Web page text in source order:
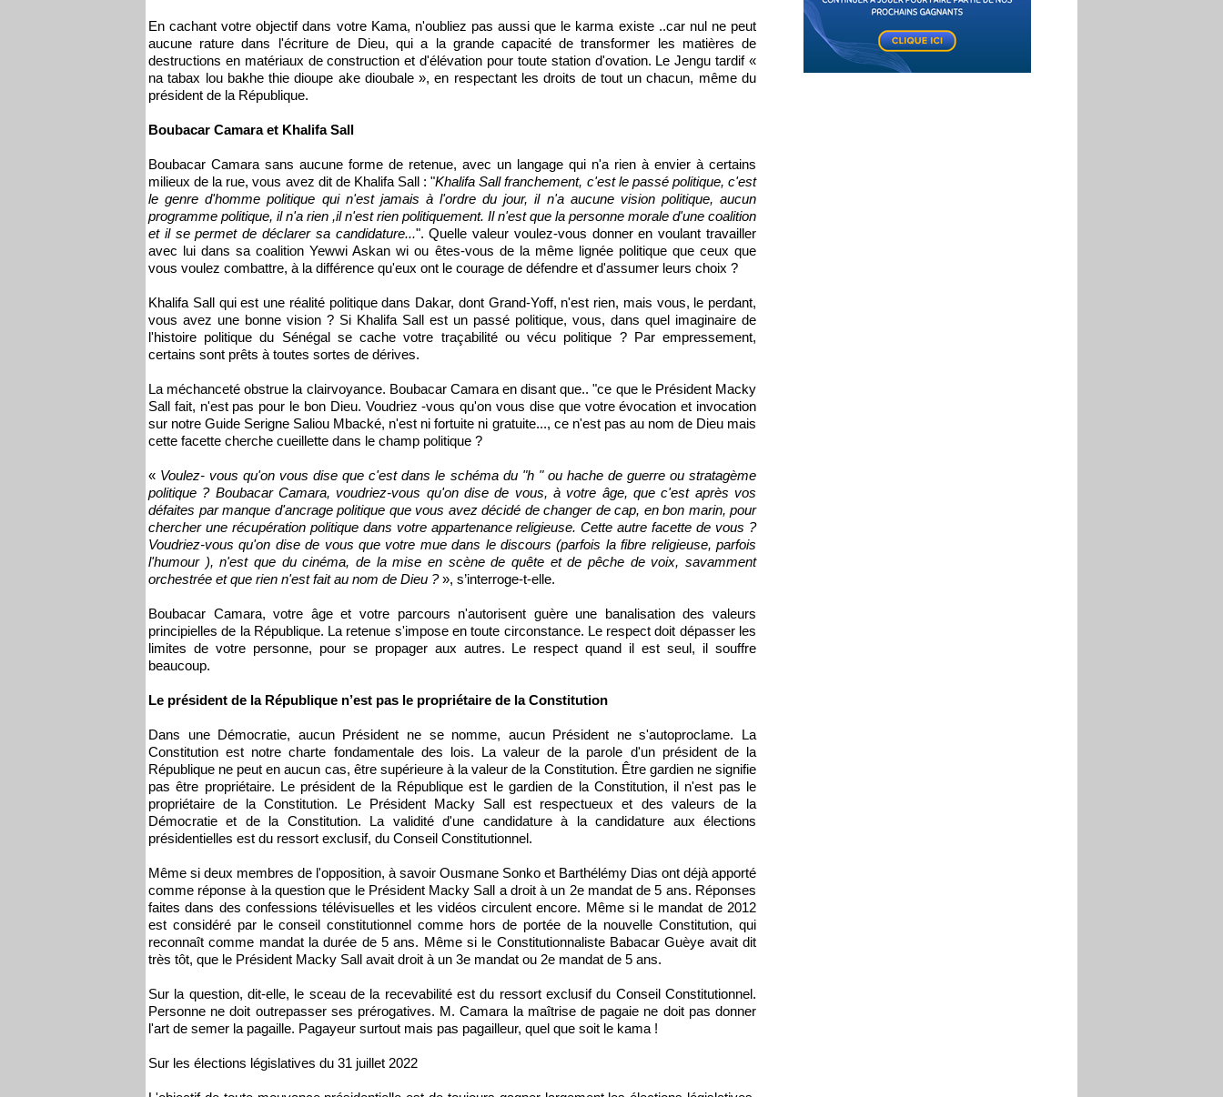
En cachant votre objectif dans votre Kama, n'oubliez pas aussi que le karma existe ..car nul ne peut
aucune rature dans l'écriture de Dieu, qui a la grande capacité de transformer les matières de
destructions en matériaux de construction et d'élévation pour toute station d'ovation. Le Jengu tardif «
na tabax lou bakhe thie dioupe ake dioubale », en respectant les droits de tout un chacun, même du
président de la République.
Boubacar Camara et Khalifa Sall
Boubacar Camara sans aucune forme de retenue, avec un langage qui n'a rien à envier à certains
milieux de la rue, vous avez dit de Khalifa Sall : "Khalifa Sall franchement, c'est le passé politique, c'est
le genre d'homme politique qui n'est jamais à l'ordre du jour, il n'a aucune vision politique, aucun
programme politique, il n'a rien ,il n'est rien politiquement. Il n'est que la personne morale d'une coalition
et il se permet de déclarer sa candidature...". Quelle valeur voulez-vous donner en voulant travailler
avec lui dans sa coalition Yewwi Askan wi ou êtes-vous de la même lignée politique que ceux que
vous voulez combattre, à la différence qu'eux ont le courage de défendre et d'assumer leurs choix ?
Khalifa Sall qui est une réalité politique dans Dakar, dont Grand-Yoff, n'est rien, mais vous, le perdant,
vous avez une bonne vision ? Si Khalifa Sall est un passé politique, vous, dans quel imaginaire de
l'histoire politique du Sénégal se cache votre traçabilité ou vécu politique ? Par empressement,
certains sont prêts à toutes sortes de dérives.
La méchanceté obstrue la clairvoyance. Boubacar Camara en disant que.. "ce que le Président Macky
Sall fait, n'est pas pour le bon Dieu. Voudriez -vous qu'on vous dise que votre évocation et invocation
sur notre Guide Serigne Saliou Mbacké, n'est ni fortuite ni gratuite..., ce n'est pas au nom de Dieu mais
cette facette cherche cueillette dans le champ politique ?
« Voulez- vous qu'on vous dise que c'est dans le schéma du "h " ou hache de guerre ou stratagème
politique ? Boubacar Camara, voudriez-vous qu'on dise de vous, à votre âge, que c'est après vos
défaites par manque d'ancrage politique que vous avez décidé de changer de cap, en bon marin, pour
chercher une récupération politique dans votre appartenance religieuse. Cette autre facette de vous ?
Voudriez-vous qu'on dise de vous que votre mue dans le discours (parfois la fibre religieuse, parfois
l'humour ), n'est que du cinéma, de la mise en scène de quête et de pêche de voix, savamment
orchestrée et que rien n'est fait au nom de Dieu ?», s’interroge-t-elle.
Boubacar Camara, votre âge et votre parcours n'autorisent guère une banalisation des valeurs
principielles de la République. La retenue s'impose en toute circonstance. Le respect doit dépasser les
limites de votre personne, pour se propager aux autres. Le respect quand il est seul, il souffre
beaucoup.
Le président de la République n’est pas le propriétaire de la Constitution
Dans une Démocratie, aucun Président ne se nomme, aucun Président ne s'autoproclame. La
Constitution est notre charte fondamentale des lois. La valeur de la parole d'un président de la
République ne peut en aucun cas, être supérieure à la valeur de la Constitution. Être gardien ne signifie
pas être propriétaire. Le président de la République est le gardien de la Constitution, il n'est pas le
propriétaire de la Constitution. Le Président Macky Sall est respectueux et des valeurs de la
Démocratie et de la Constitution. La validité d'une candidature à la candidature aux élections
présidentielles est du ressort exclusif, du Conseil Constitutionnel.
Même si deux membres de l'opposition, à savoir Ousmane Sonko et Barthélémy Dias ont déjà apporté
comme réponse à la question que le Président Macky Sall a droit à un 2e mandat de 5 ans. Réponses
faites dans des confessions télévisuelles et les vidéos circulent encore. Même si le mandat de 2012
est considéré par le conseil constitutionnel comme hors de portée de la nouvelle Constitution, qui
reconnaît comme mandat la durée de 5 ans. Même si le Constitutionnaliste Babacar Guèye avait dit
très tôt, que le Président Macky Sall avait droit à un 3e mandat ou 2e mandat de 5 ans.
Sur la question, dit-elle, le sceau de la recevabilité est du ressort exclusif du Conseil Constitutionnel.
Personne ne doit outrepasser ses prérogatives. M. Camara la maîtrise de pagaie ne doit pas donner
l'art de semer la pagaille. Pagayeur surtout mais pas pagailleur, quel que soit le kama !
Sur les élections législatives du 31 juillet 2022